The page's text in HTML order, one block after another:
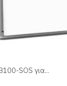
SOS για...